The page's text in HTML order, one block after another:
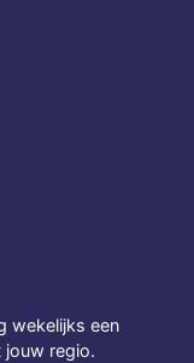
wekelijks een
jouw regio.